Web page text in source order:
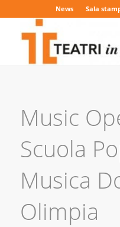
News Sala
Music
Scuola
Musica
Olimpia